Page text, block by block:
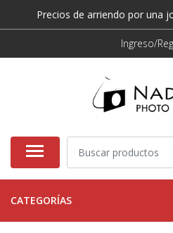
Precios de arriendo por una
Ingreso/
CATEGORÍAS